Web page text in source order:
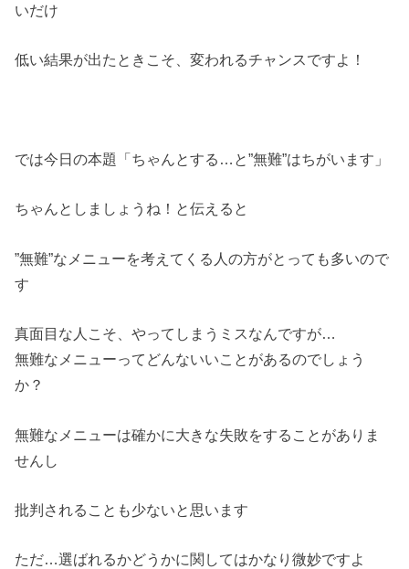
いだけ
低い結果が出たときこそ、変われるチャンスですよ！
では今日の本題「ちゃんとする…と”無難”はちがいます」
ちゃんとしましょうね！と伝えると
”無難”なメニューを考えてくる人の方がとっても多いので
す
真面目な人こそ、やってしまうミスなんですが…
無難なメニューってどんないいことがあるのでしょう
か？
無難なメニューは確かに大きな失敗をすることがありま
せんし
批判されることも少ないと思います
ただ…選ばれるかどうかに関してはかなり微妙ですよ